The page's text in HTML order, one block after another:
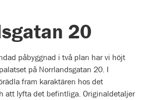
20
påbyggnad i två plan har vi höjt
på Norrlandsgatan 20. I
fram karaktären hos det
att lyfta det befintliga. Originaldetaljer